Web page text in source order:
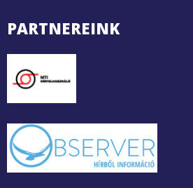
PARTNEREINK